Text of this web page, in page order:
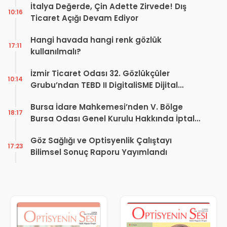
İtalya Değerde, Çin Adette Zirvede! Dış
Ticaret Açığı Devam Ediyor
10:16
Hangi havada hangi renk gözlük
kullanılmalı?
17:11
İzmir Ticaret Odası 32. Gözlükçüler
Grubu’ndan TEBD II DigitaliSME Dijital
10:14
Bursa İdare Mahkemesi’nden V. Bölge
Bursa Odası Genel Kurulu Hakkında İptal
18:17
Göz Sağlığı ve Optisyenlik Çalıştayı
Bilimsel Sonuç Raporu Yayımlandı
17:23